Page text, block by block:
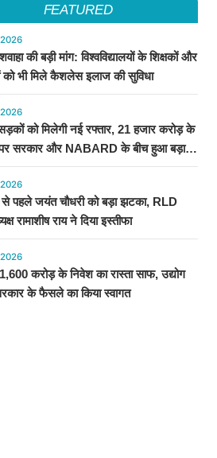
FEATURED
की बड़ी मांग: विश्वविद्यालयों के शिक्षकों और
को भी मिले कैशलेस इलाज की सुविधा
सड़कों को मिलेगी नई रफ्तार, 21 हजार करोड़ के
पर सरकार और NABARD के बीच हुआ बड़ा
से पहले जयंत चौधरी को बड़ा झटका, RLD
रामाशीष राय ने दिया इस्तीफा
करोड़ के निवेश का रास्ता साफ, उद्योग
के फैसले का किया स्वागत